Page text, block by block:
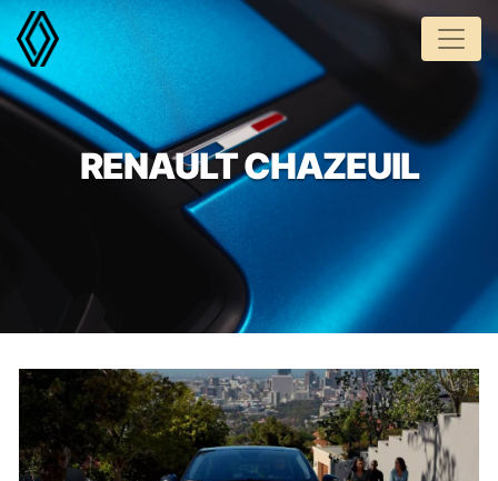
Panneau de gestion des cookies
RENAULT CHAZEUIL